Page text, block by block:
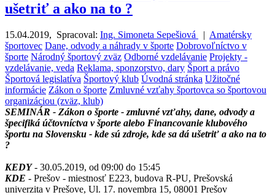
ušetriť a ako na to ?
15.04.2019, Spracoval: Ing. Simoneta Sepešiová | Amatérsky
športovec Dane, odvody a náhrady v športe Dobrovoľníctvo v
športe Národný športový zväz Odborné vzdelávanie Projekty -
vzdelávanie, veda Reklama, sponzorstvo, dary Šport a právo
Športová legislatíva Športový klub Úvodná stránka Užitočné
informácie Zákon o športe Zmluvné vzťahy športovca so športovou
organizáciou (zväz, klub)
SEMINÁR - Zákon o športe - zmluvné vzťahy, dane, odvody a
špecifiká účtovníctva v športe alebo Financovanie klubového
športu na Slovensku - kde sú zdroje, kde sa dá ušetriť a ako na to
?
KEDY- 30.05.2019, od 09:00 do 15:45
KDE - Prešov - miestnosť E223, budova R-PU, Prešovská
univerzita v Prešove, Ul. 17. novembra 15, 08001 Prešov